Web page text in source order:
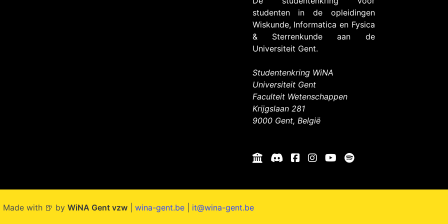
studenten in de opleidingen
Wiskunde, Informatica en Fysica
& Sterrenkunde aan de
Universiteit Gent.
Studentenkring WiNA
Universiteit Gent
Faculteit Wetenschappen
Krijgslaan 281
9000 Gent, België
with 🍺 by WiNA Gent vzw| wina-gent.be| it@wina-gent.be